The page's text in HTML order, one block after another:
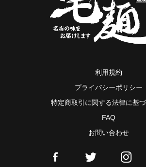
利用規約
プライバシーポリシー
特定商取引に関する法律に基
FAQ
お問い合わせ